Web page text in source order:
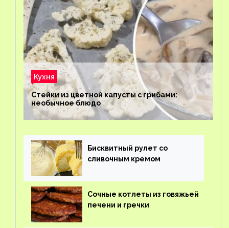
Кухня
Стейки из цветной капусты с грибами:
необычное блюдо
Бисквитный рулет со
сливочным кремом
Сочные котлеты из говяжьей
печени и гречки